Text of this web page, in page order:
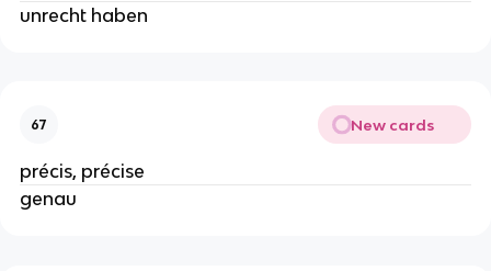
unrecht haben
67 New cards
précis, précise
genau